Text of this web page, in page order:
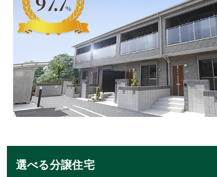
選べる分譲住宅